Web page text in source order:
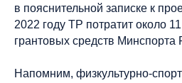
в пояснительной записке к
2022 году ТР потратит около
грантовых средств Минспорта
Напомним, физкультурно-